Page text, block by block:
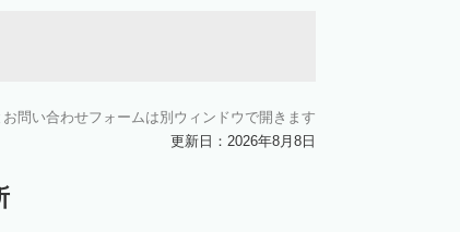
問い合わせフォームは別ウィンドウで開きます
更新日：2026年8月8日